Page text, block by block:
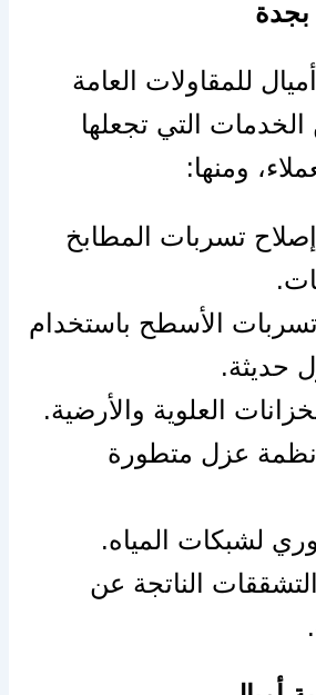
بجدة
للمقاولات العامة
التي تجعلها
ومنها:
تسربات المطابخ
الأسطح باستخدام
حديثة.
العلوية والأرضية.
عزل متطورة
لشبكات المياه.
الناتجة عن